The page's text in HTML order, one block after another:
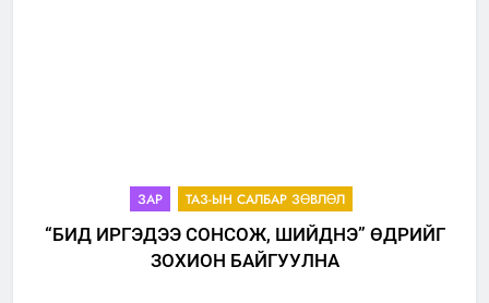
ЗАР ТАЗ-ЫН САЛБАР ЗӨВЛӨЛ
“БИД ИРГЭДЭЭ СОНСОЖ, ШИЙДНЭ” ӨДРИЙГ
ЗОХИОН БАЙГУУЛНА